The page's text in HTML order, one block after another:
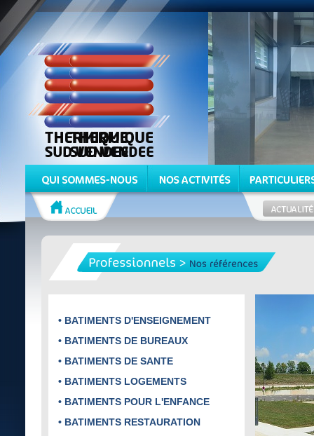
• BATIMENTS D'ENSEIGNEMENT
• BATIMENTS DE BUREAUX
• BATIMENTS DE SANTE
• BATIMENTS LOGEMENTS
• BATIMENTS POUR L'ENFANCE
• BATIMENTS RESTAURATION